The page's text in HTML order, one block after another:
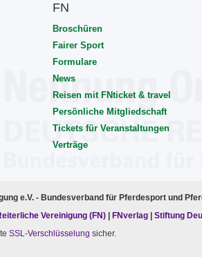
FN
Broschüren
Fairer Sport
Formulare
News
Reisen mit FNticket & travel
Persönliche Mitgliedschaft
Tickets für Veranstaltungen
Verträge
e.V. - Bundesverband für Pferdesport und
Vereinigung (FN) FNverlag Stiftung
SSL-Verschlüsselung sicher.